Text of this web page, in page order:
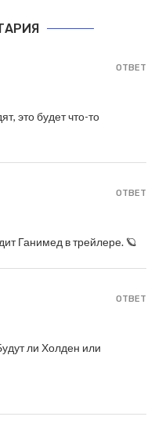
это будет что-то
ОТВЕТ
Ганимед в трейлере. 🪐
ОТВЕТ
ли Холден или
ОТВЕТ